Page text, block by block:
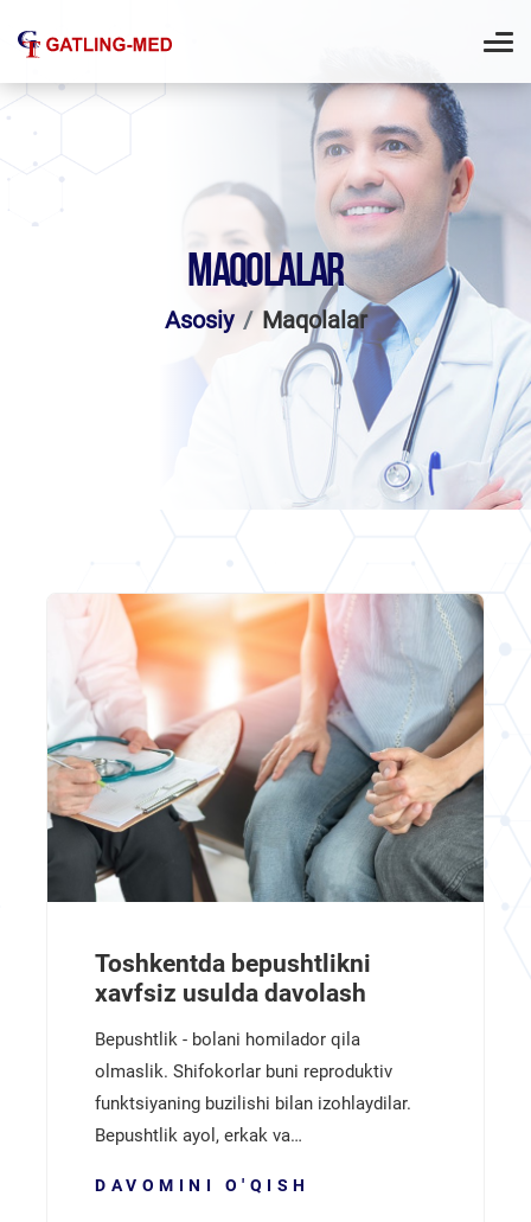
MAQOLALAR
Asosiy Maqolalar
Toshkentda bepushtlikni
xavfsiz usulda davolash
Bepushtlik - bolani homilador qila
olmaslik. Shifokorlar buni reproduktiv
funktsiyaning buzilishi bilan izohlaydilar.
Bepushtlik ayol, erkak va…
DAVOMINI O'QISH